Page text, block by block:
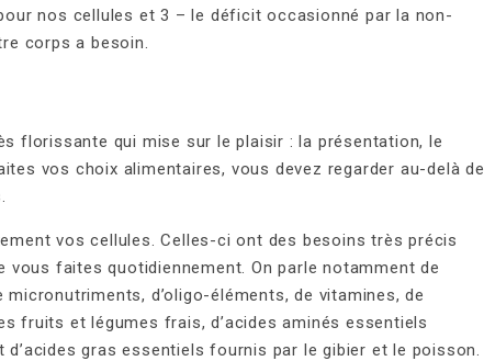
nos cellules et 3 – le déficit occasionné par la non-
corps a besoin.
florissante qui mise sur le plaisir : la présentation, le
vos choix alimentaires, vous devez regarder au-delà de
vos cellules. Celles-ci ont des besoins très précis
vous faites quotidiennement. On parle notamment de
d’oligo-éléments, de vitamines, de
fruits et légumes frais, d’acides aminés essentiels
gras essentiels fournis par le gibier et le poisson.